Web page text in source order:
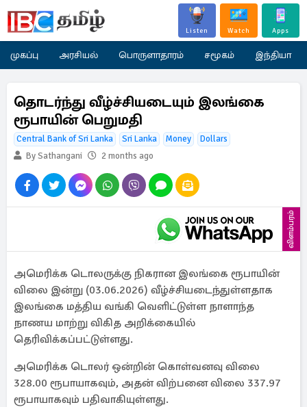
Listen Watch Apps
முகப்பு அரசியல் பொருளாதாரம் சமூகம் இந்தியா
தொடர்ந்து வீழ்ச்சியடையும் இலங்கை
ரூபாயின் பெறுமதி
Central Bank of Sri Lanka Sri Lanka Money
Dollars
By Sathangani
2 months ago
விளம்பரம்
அமெரிக்க டொலருக்கு நிகரான இலங்கை ரூபாயின்
விலை இன்று (03.06.2026) வீழ்ச்சியடைந்துள்ளதாக
இலங்கை மத்திய வங்கி வெளிட்டுள்ள நாளாந்த
நாணய மாற்று விகித அறிக்கையில்
தெரிவிக்கப்பட்டுள்ளது.
அமெரிக்க டொலர் ஒன்றின் கொள்வனவு விலை
328.00 ரூபாயாகவும், அதன் விற்பனை விலை 337.97
ரூபாயாகவும் பதிவாகியுள்ளது.